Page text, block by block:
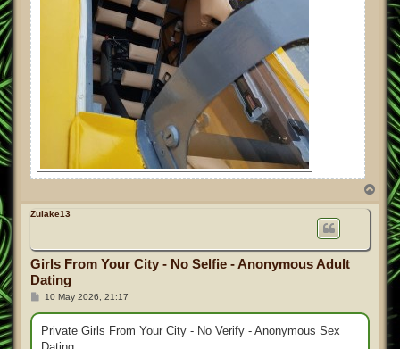
Zulake13
Girls From Your City - No Selfie - Anonymous Adult
Dating
P
s
t
10 May 2026, 21:17
Private Girls From Your City - No Verify - Anonymous Sex